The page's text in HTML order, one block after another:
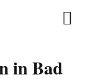
in Bad